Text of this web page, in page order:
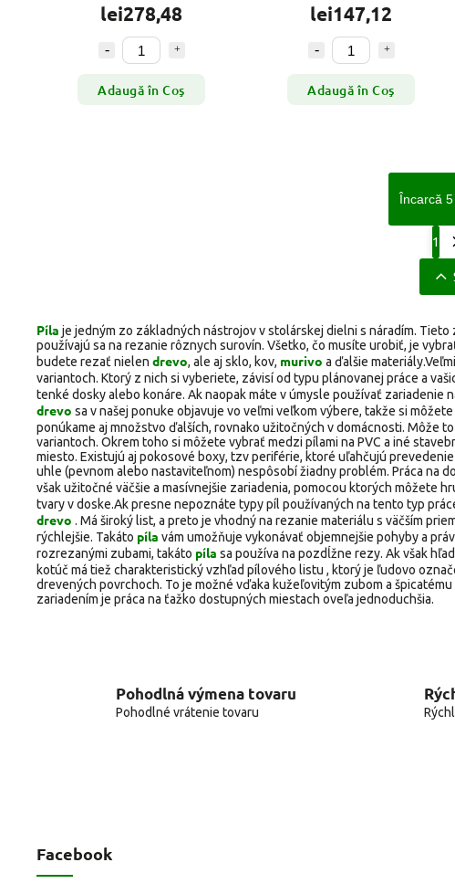
lei278,48
Adaugă în Coş
lei147,12
Adaugă în Coş
Încarcă
1
Píla je jedným zo základných nástrojov v stolárskej dielni s náradím.
používajú sa na rezanie rôznych surovín. Všetko, čo musíte urobiť, je
budete rezať nielen drevo, ale aj sklo, kov, murivo a ďalšie materiály.
variantoch. Ktorý z nich si vyberiete, závisí od typu plánovanej práce a
tenké dosky alebo konáre. Ak naopak máte v úmysle používať
drevo sa v našej ponuke objavuje vo veľmi veľkom výbere, takže si
ponúkame aj množstvo ďalších, rovnako užitočných v domácnosti. Môže
variantoch. Okrem toho si môžete vybrať medzi pílami na PVC a iné
miesto. Existujú aj pokosové boxy, tzv periférie, ktoré uľahčujú
uhle (pevnom alebo nastaviteľnom) nespôsobí žiadny problém. Práca na
však užitočné väčšie a masívnejšie zariadenia, pomocou ktorých môžete
tvary v doske.Ak presne nepoznáte typy píl používaných na tento typ
drevo . Má široký list, a preto je vhodný na rezanie materiálu s väčším
rýchlejšie. Takáto píla vám umožňuje vykonávať objemnejšie pohyby a
rozrezanými zubami, takáto píla sa používa na pozdĺžne rezy. Ak však
kotúč má tiež charakteristický vzhľad pílového listu , ktorý je ľudovo
drevených povrchoch. To je možné vďaka kužeľovitým zubom a
zariadením je práca na ťažko dostupných miestach oveľa jednoduchšia.
Pohodlná výmena tovaru
Pohodlné vrátenie tovaru
Facebook